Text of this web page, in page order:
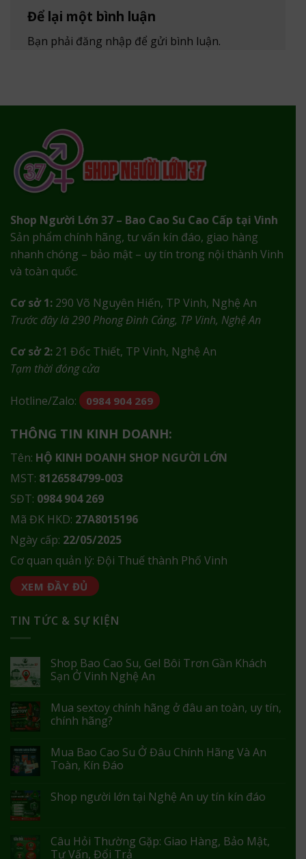
Để lại một bình luận
Bạn phải đăng nhập để gửi bình luận.
Shop Người Lớn 37 – Bao Cao Su Cao Cấp tại Vinh
Sản phẩm chính hãng, tư vấn kín đáo, giao hàng
nhanh chóng – bảo mật – uy tín trong nội thành Vinh
và toàn quốc.
Cơ sở 1: 290 Võ Nguyên Hiến, TP Vinh, Nghệ An
Trước đây là 290 Phong Đình Cảng, TP Vinh, Nghệ An
Cơ sở 2: 21 Đốc Thiết, TP Vinh, Nghệ An
Tạm thời đóng cửa
Hotline/Zalo: 0984 904 269
THÔNG TIN KINH DOANH:
Tên: HỘ KINH DOANH SHOP NGƯỜI LỚN
MST: 8126584799-003
SĐT: 0984 904 269
Mã ĐK HKD: 27A8015196
Ngày cấp: 22/05/2025
Cơ quan quản lý: Đội Thuế thành Phố Vinh
XEM ĐẦY ĐỦ
TIN TỨC & SỰ KIỆN
Shop Bao Cao Su, Gel Bôi Trơn Gần Khách
Sạn Ở Vinh Nghệ An
Mua sextoy chính hãng ở đâu an toàn, uy tín,
chính hãng?
Mua Bao Cao Su Ở Đâu Chính Hãng Và An
Toàn, Kín Đáo
Shop người lớn tại Nghệ An uy tín kín đáo
Câu Hỏi Thường Gặp: Giao Hàng, Bảo Mật,
Tư Vấn, Đổi Trả